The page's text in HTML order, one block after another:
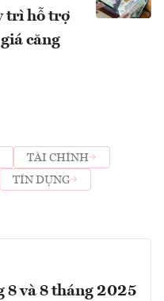
trì hỗ trợ
căng
TÀI CHÍNH
TÍN DỤNG
8 và 8 tháng 2025